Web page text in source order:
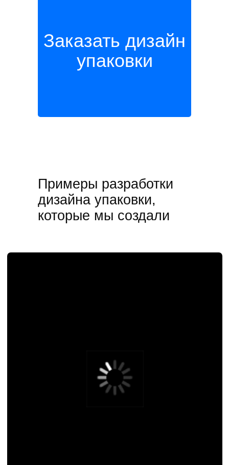
Заказать дизайн
упаковки
Примеры разработки
дизайна упаковки,
которые мы создали